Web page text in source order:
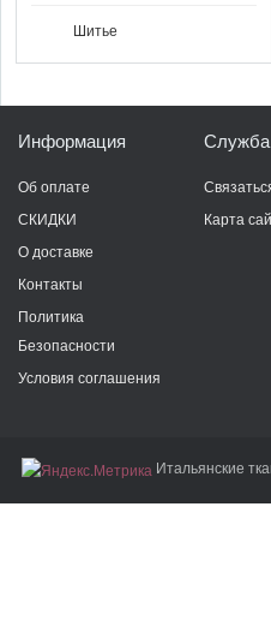
Шитье
Информация
Об оплате
СКИДКИ
О доставке
Контакты
Политика
Безопасности
Условия соглашения
Служба
Карта
Итальянские